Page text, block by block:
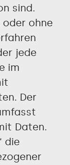
sind.
oder ohne
jede
im
Der
Daten.
die